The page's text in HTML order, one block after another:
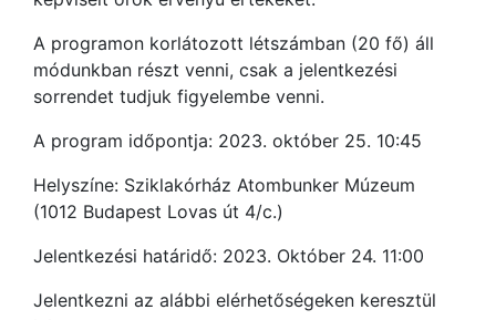
A programon korlátozott létszámban (20 fő) áll
módunkban részt venni, csak a jelentkezési
sorrendet tudjuk figyelembe venni.
A program időpontja: 2023. október 25. 10:45
Helyszíne: Sziklakórház Atombunker Múzeum
(1012 Budapest Lovas út 4/c.)
Jelentkezési határidő: 2023. Október 24. 11:00
Jelentkezni az alábbi elérhetőségeken keresztül